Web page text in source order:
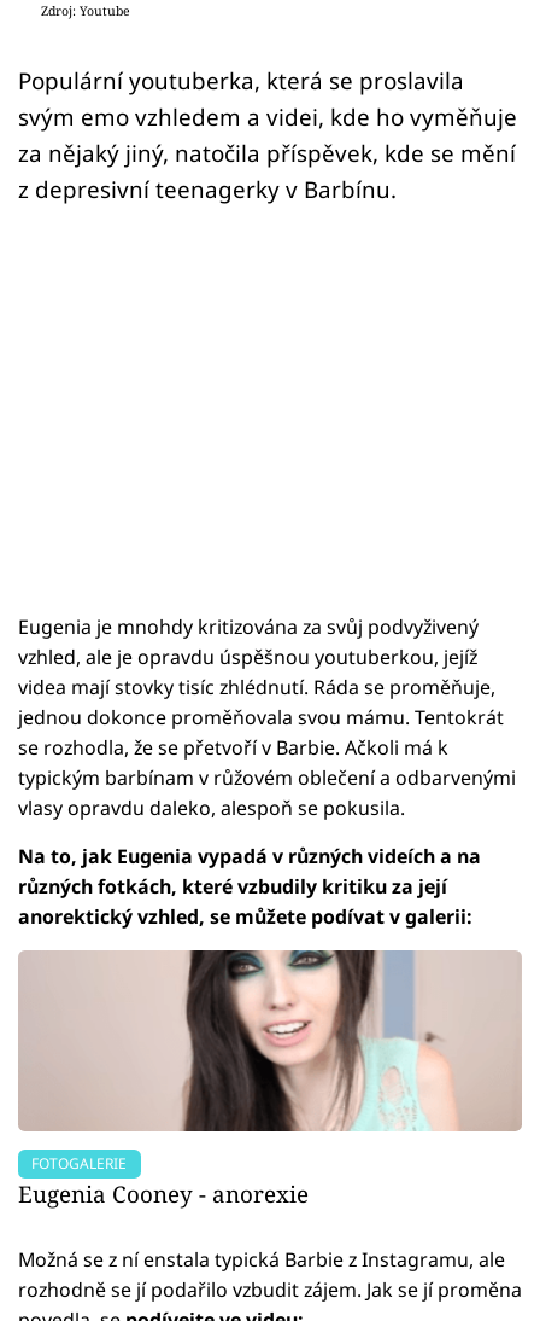
Zdroj: Youtube
Populární youtuberka, která se proslavila
svým emo vzhledem a videi, kde ho vyměňuje
za nějaký jiný, natočila příspěvek, kde se mění
z depresivní teenagerky v Barbínu.
Eugenia je mnohdy kritizována za svůj podvyživený
vzhled, ale je opravdu úspěšnou youtuberkou, jejíž
videa mají stovky tisíc zhlédnutí. Ráda se proměňuje,
jednou dokonce proměňovala svou mámu. Tentokrát
se rozhodla, že se přetvoří v Barbie. Ačkoli má k
typickým barbínam v růžovém oblečení a odbarvenými
vlasy opravdu daleko, alespoň se pokusila.
Na to, jak Eugenia vypadá v různých videích a na
různých fotkách, které vzbudily kritiku za její
anorektický vzhled, se můžete podívat v galerii:
FOTOGALERIE
Eugenia Cooney - anorexie
Možná se z ní enstala typická Barbie z Instagramu, ale
rozhodně se jí podařilo vzbudit zájem. Jak se jí proměna